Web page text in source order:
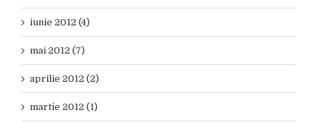
iunie 2012 (4)
mai 2012 (7)
aprilie 2012 (2)
martie 2012 (1)